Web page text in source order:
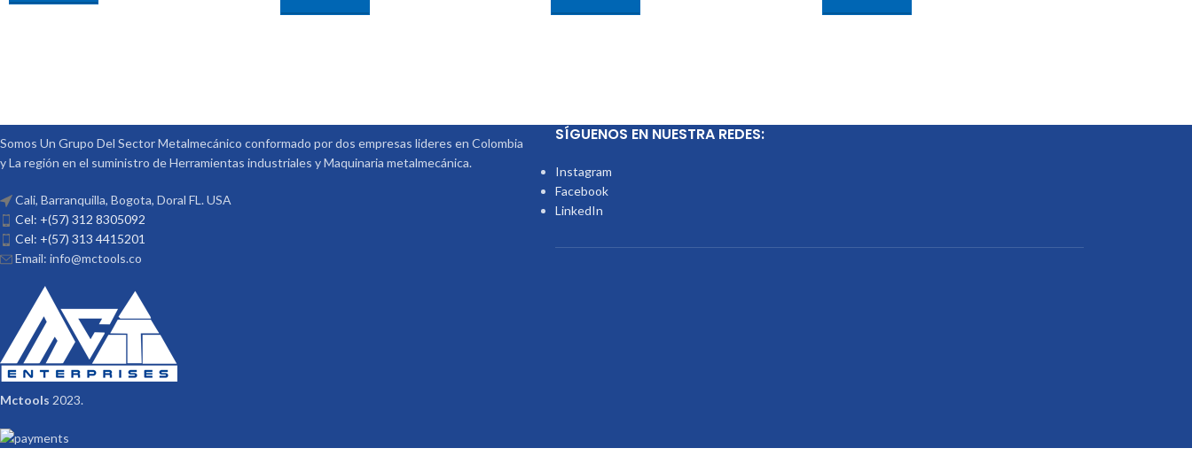
Somos Un Grupo Del Sector Metalmecánico conformado por dos empresas lideres en Colombia
y La región en el suministro de Herramientas industriales y Maquinaria metalmecánica.
Cali, Barranquilla, Bogota, Doral FL. USA
Cel: +(57) 312 8305092
Cel: +(57) 313 4415201
Email: info@mctools.co
SÍGUENOS EN NUESTRA REDES:
Instagram
Facebook
LinkedIn
Mctools 2023.